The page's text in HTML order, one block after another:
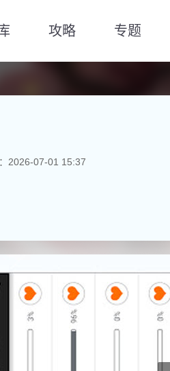
攻略 专题
2026-07-01 15:37